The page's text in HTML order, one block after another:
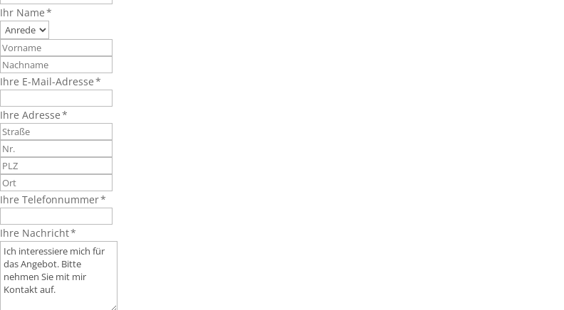
Ihr Name *
Ihre E-Mail-Adresse *
Ihre Adresse *
Ihre Telefonnummer *
Ihre Nachricht *